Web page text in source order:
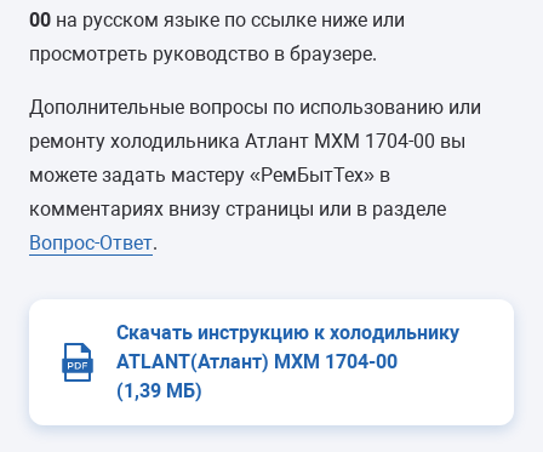
00 на русском языке по ссылке ниже или
просмотреть руководство в браузере.
Дополнительные вопросы по использованию или
ремонту холодильника Атлант МХМ 1704-00 вы
можете задать мастеру «РемБытТех» в
комментариях внизу страницы или в разделе
Вопрос-Ответ.
Скачать инструкцию к холодильнику
ATLANT(Атлант) МХМ 1704-00
(1,39 МБ)